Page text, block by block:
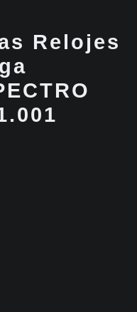
Relojes